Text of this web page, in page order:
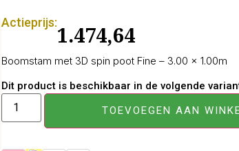
Actieprijs:
1.474,64
Boomstam met 3D spin poot Fine – 3.00 × 1.00m
Dit product is beschikbaar in de volgende
TOEVOEGEN AAN